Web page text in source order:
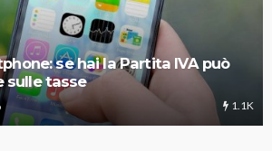
se hai la Partita IVA può
sulle tasse
1.1K